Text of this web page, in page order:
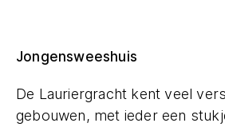
Jongensweeshuis
De Lauriergracht kent veel
gebouwen, met ieder een